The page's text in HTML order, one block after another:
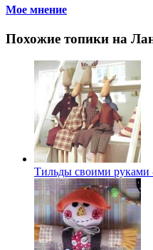
Мое мнение
Похожие топики на
Тильды своими